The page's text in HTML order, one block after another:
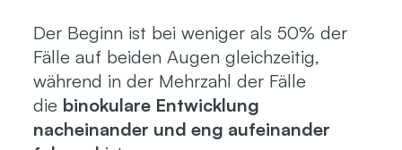
Der Beginn ist bei weniger als 50% der
Fälle auf beiden Augen gleichzeitig,
während in der Mehrzahl der Fälle
die binokulare Entwicklung
nacheinander und eng aufeinander